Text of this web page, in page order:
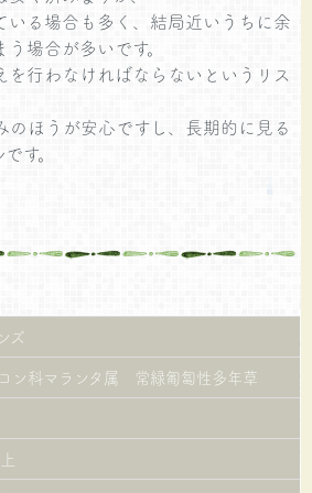
いる場合も多く、結局近いうちに余
場合が多いです。
を行わなければならないというリス
のほうが安心ですし、長期的に見る
す。
ズ
ン科マランタ属 常緑匍匐性多年草